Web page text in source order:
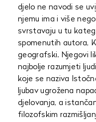
djelo ne navodi se
njemu ima i više
svrstavaju u tu
spomenutih autora,
geografski. Njegovi
najbolje razumjeti
koje se naziva
ljubav ugrožena
djelovanja, a
filozofskim